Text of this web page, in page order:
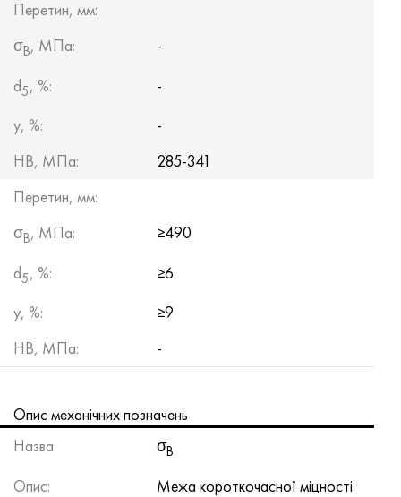
Перетин, мм:
σB, МПа:
-
d5, %:
-
y, %:
-
HB, МПа:
285-341
Перетин, мм:
σB, МПа:
≥490
d5, %:
≥6
y, %:
≥9
HB, МПа:
-
Опис механічних позначень
Назва:
σB
Опис:
Межа короткочасної міцності